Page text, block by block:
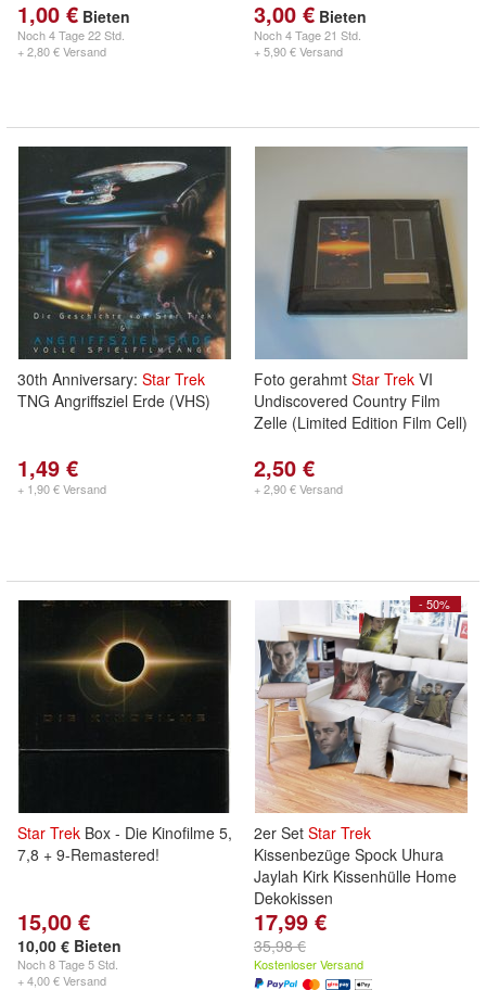
1,00 € Bieten
Noch4 Tage 22 Std.
+ 2,80 € Versand
3,00 € Bieten
Noch4 Tage 21 Std.
+ 5,90 € Versand
30th Anniversary: Star Trek
TNG Angriffsziel Erde (VHS)
1,49 €
+ 1,90 € Versand
Foto gerahmt Star Trek VI
Undiscovered Country Film
Zelle (Limited Edition Film Cell)
2,50 €
+ 2,90 € Versand
Star Trek Box - Die Kinofilme 5,
7,8 + 9-Remastered!
15,00 €
10,00 € Bieten
Noch8 Tage 5 Std.
+ 4,00 € Versand
- 50%
2er Set Star Trek
Kissenbezüge Spock Uhura
Jaylah Kirk Kissenhülle Home
Dekokissen
17,99 €
35,98 €
Kostenloser Versand